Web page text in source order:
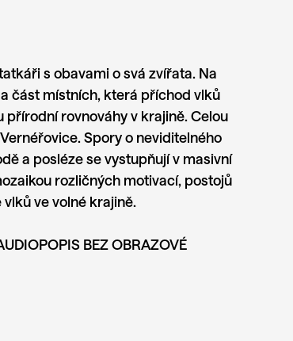
s obavami o svá zvířata. Na
část místních, která příchod vlků
přírodní rovnováhy v krajině. Celou
Spory o neviditelného
a posléze se vystupňují v masivní
rozličných motivací, postojů
ve volné krajině.
BEZ OBRAZOVÉ